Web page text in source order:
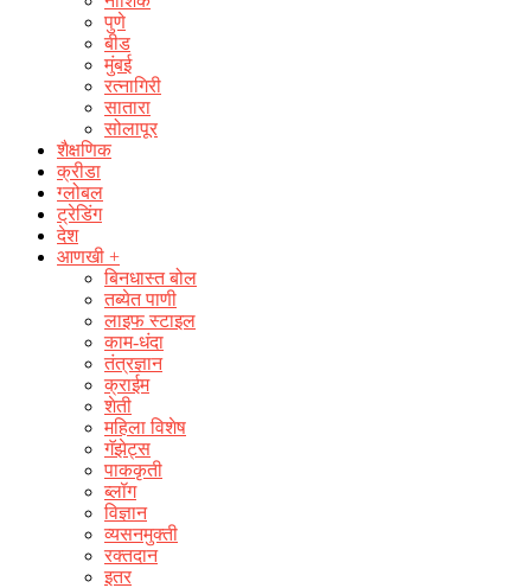
पुणे
बीड
मुंबई
रत्नागिरी
सातारा
सोलापूर
शैक्षणिक
क्रीडा
ग्लोबल
ट्रेडिंग
देश
आणखी +
बिनधास्त बोल
तब्येत पाणी
लाइफ स्टाइल
काम-धंदा
तंत्रज्ञान
क्राईम
शेती
महिला विशेष
गॅझेट्स
पाककृती
ब्लॉग
विज्ञान
व्यसनमुक्ती
रक्‍तदान
इतर